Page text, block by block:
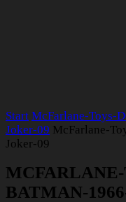
Start McFarlane-Toys-
Joker-09 McFarlane-
Joker-09
BATMAN-